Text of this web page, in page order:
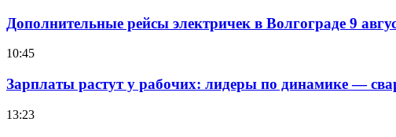
Дополнительные рейсы электричек в Волгограде 9
10:45
Зарплаты растут у рабочих: лидеры по динамике —
13:23